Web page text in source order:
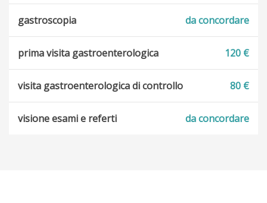
gastroscopia da concordare
prima visita gastroenterologica 120 €
visita gastroenterologica di controllo 80 €
visione esami e referti da concordare